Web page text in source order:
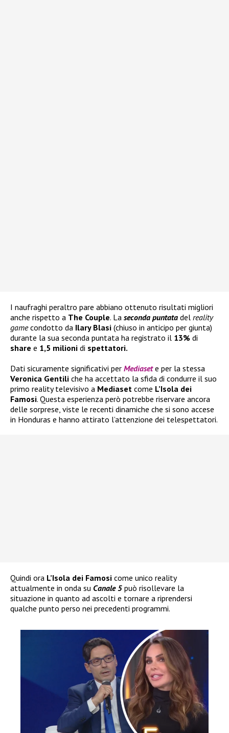
I naufraghi peraltro pare abbiano ottenuto risultati migliori
anche rispetto a The Couple. La seconda puntata del reality
gamecondotto da Ilary Blasi (chiuso in anticipo per giunta)
durante la sua seconda puntata ha registrato il 13% di
share e 1,5 milioni di spettatori.
Dati sicuramente significativi per Mediasete per la stessa
Veronica Gentili che ha accettato la sfida di condurre il suo
primo reality televisivo a Mediaset come L’Isola dei
Famosi. Questa esperienza però potrebbe riservare ancora
delle sorprese, viste le recenti dinamiche che si sono accese
in Honduras e hanno attirato l’attenzione dei telespettatori.
Quindi ora L’Isola dei Famosi come unico reality
attualmente in onda su Canale 5 può risollevare la
situazione in quanto ad ascolti e tornare a riprendersi
qualche punto perso nei precedenti programmi.